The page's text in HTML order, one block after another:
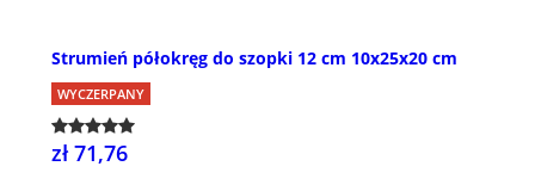
Strumień półokręg do szopki 12 cm 10x25x20 cm
WYCZERPANY
zł 71,76